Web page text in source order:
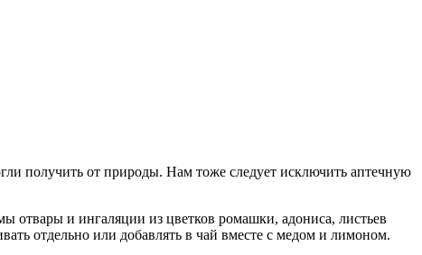
получить от природы. Нам тоже следует исключить аптечную
отвары и ингаляции из цветков ромашки, адониса, листьев
отдельно или добавлять в чай вместе с медом и лимоном.